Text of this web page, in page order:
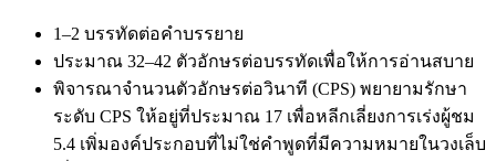
1–2 บรรทัดต่อคำบรรยาย
ประมาณ 32–42 ตัวอักษรต่อบรรทัดเพื่อให้การอ่านสบาย
พิจารณาจำนวนตัวอักษรต่อวินาที (CPS) พยายามรักษา
ระดับ CPS ให้อยู่ที่ประมาณ 17 เพื่อหลีกเลี่ยงการเร่งผู้ชม
5.4 เพิ่มองค์ประกอบที่ไม่ใช่คำพูดที่มีความหมายในวงเล็บ